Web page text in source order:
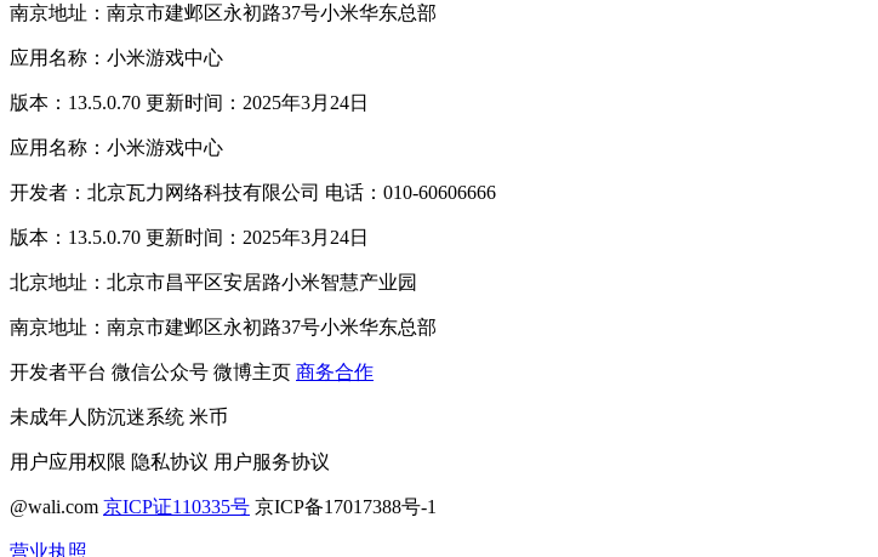
南京地址：南京市建邺区永初路37号小米华东总部
应用名称：小米游戏中心
版本：13.5.0.70 更新时间：2025年3月24日
应用名称：小米游戏中心
开发者：北京瓦力网络科技有限公司 电话：010-60606666
版本：13.5.0.70 更新时间：2025年3月24日
北京地址：北京市昌平区安居路小米智慧产业园
南京地址：南京市建邺区永初路37号小米华东总部
开发者平台 微信公众号 微博主页 商务合作
未成年人防沉迷系统 米币
用户应用权限 隐私协议 用户服务协议
@wali.com 京ICP证110335号 京ICP备17017388号-1
营业执照